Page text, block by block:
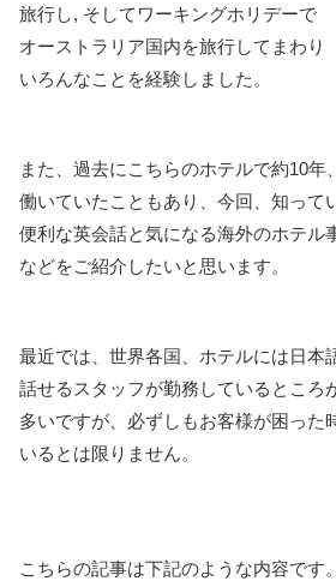
旅行し, そしてワーキングホリデーで
オーストラリア国内を旅行してまわり
いろんなことを経験しました。
また、過去にこちらのホテルで約10年、
働いていたこともあり、今回、知って
便利な英会話と気になる海外のホテル
などをご紹介したいと思います。
最近では、世界各国、ホテルには日本
話せるスタッフが勤務しているところ
多いですが、必ずしもお客様が困った
いるとは限りません。
こちらの記事は下記のような内容です。